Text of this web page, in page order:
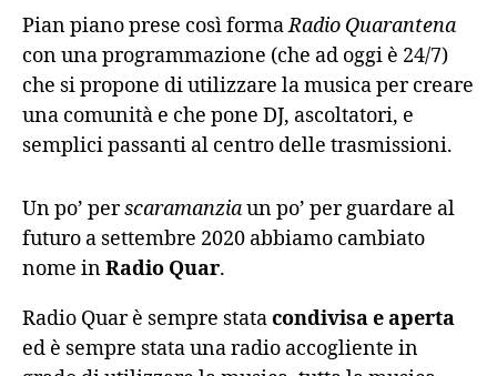
Pian piano prese così formaRadio Quarantena
con una programmazione (che ad oggi è 24/7)
che si propone di utilizzare la musica per creare
una comunità e che pone DJ, ascoltatori, e
semplici passanti al centro delle trasmissioni.
Un po’ perscaramanziaun po’ per guardare al
futuro a settembre 2020 abbiamo cambiato
nome inRadio Quar.
Radio Quar è sempre statacondivisa e aperta
ed è sempre stata una radio accogliente in